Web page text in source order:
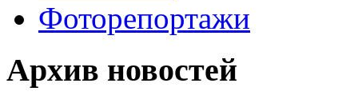
Фоторепортажи
Архив новостей